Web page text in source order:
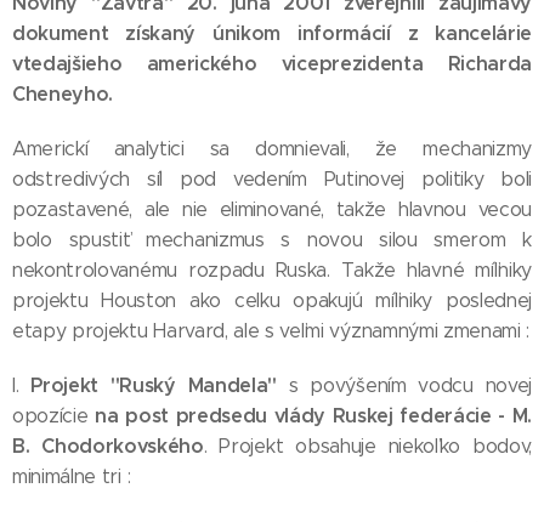
dokument získaný únikom informácií z kancelárie
vtedajšieho amerického viceprezidenta Richarda
Cheneyho.
Americkí analytici sa domnievali, že mechanizmy
odstredivých síl pod vedením Putinovej politiky boli
pozastavené, ale nie eliminované, takže hlavnou vecou
bolo spustiť mechanizmus s novou silou smerom k
nekontrolovanému rozpadu Ruska. Takže hlavné míľniky
projektu Houston ako celku opakujú míľniky poslednej
etapy projektu Harvard, ale s veľmi významnými zmenami :
I. Projekt "Ruský Mandela" s povýšením vodcu novej
opozície na post predsedu vlády Ruskej federácie - M.
B. Chodorkovského. Projekt obsahuje niekoľko bodov,
minimálne tri :